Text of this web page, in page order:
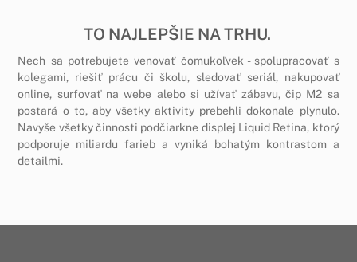
TO NAJLEPŠIE NA TRHU.
Nech sa potrebujete venovať čomukoľvek - spolupracovať s
kolegami, riešiť prácu či školu, sledovať seriál, nakupovať
online, surfovať na webe alebo si užívať zábavu, čip M2 sa
postará o to, aby všetky aktivity prebehli dokonale plynulo.
Navyše všetky činnosti podčiarkne displej Liquid Retina, ktorý
podporuje miliardu farieb a vyniká bohatým kontrastom a
detailmi.